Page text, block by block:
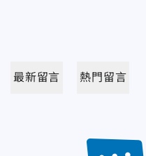
最新留言 熱門留言